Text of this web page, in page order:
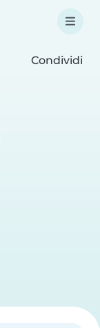
Condividi